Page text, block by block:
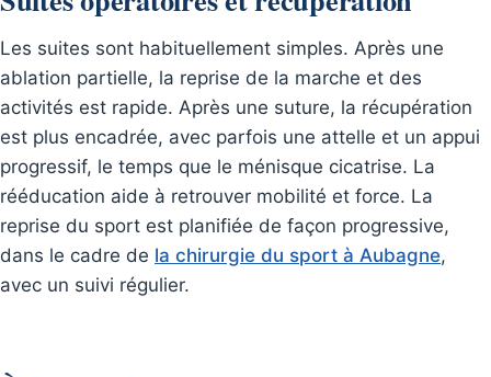
Les suites sont habituellement simples. Après une
ablation partielle, la reprise de la marche et des
activités est rapide. Après une suture, la récupération
est plus encadrée, avec parfois une attelle et un appui
progressif, le temps que le ménisque cicatrise. La
rééducation aide à retrouver mobilité et force. La
reprise du sport est planifiée de façon progressive,
dans le cadre de la chirurgie du sport à Aubagne,
avec un suivi régulier.